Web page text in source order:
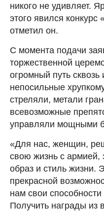
никого не удивляет.
этого явился
отметил он.
С момента подачи
торжественной
огромный путь
непосильные
стреляли, метали
всевозможные
управляли мощными
«Для нас, женщин,
свою жизнь с армией,
образ и стиль жизни.
прекрасной
нам свои
Получить награды из